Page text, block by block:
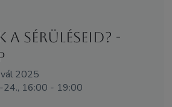
a sérüléseid? -
2025
16:00 - 19:00